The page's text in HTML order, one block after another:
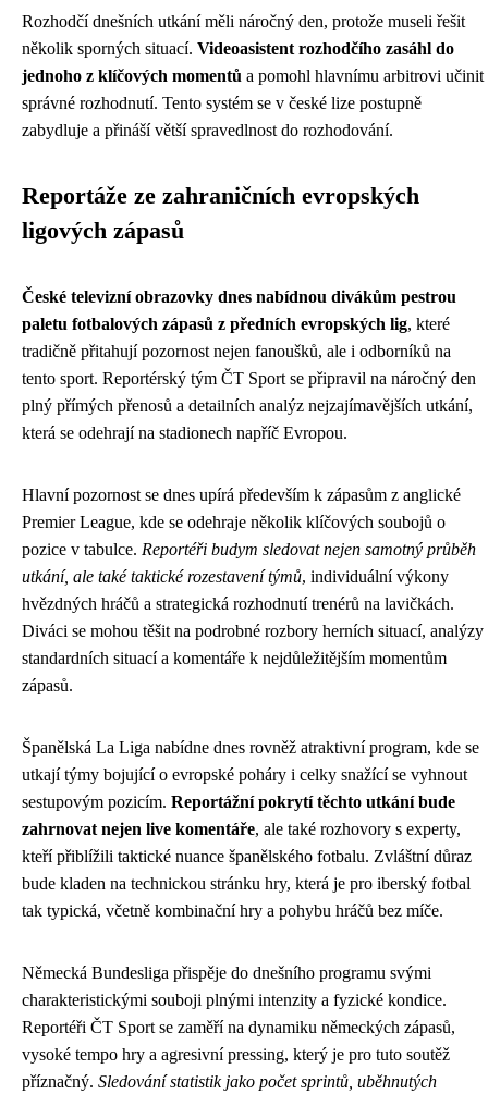
Rozhodčí dnešních utkání měli náročný den, protože museli řešit
několik sporných situací. Videoasistent rozhodčího zasáhl do
jednoho z klíčových momentů a pomohl hlavnímu arbitrovi učinit
správné rozhodnutí. Tento systém se v české lize postupně
zabydluje a přináší větší spravedlnost do rozhodování.
Reportáže ze zahraničních evropských
ligových zápasů
České televizní obrazovky dnes nabídnou divákům pestrou
paletu fotbalových zápasů z předních evropských lig, které
tradičně přitahují pozornost nejen fanoušků, ale i odborníků na
tento sport. Reportérský tým ČT Sport se připravil na náročný den
plný přímých přenosů a detailních analýz nejzajímavějších utkání,
která se odehrají na stadionech napříč Evropou.
Hlavní pozornost se dnes upírá především k zápasům z anglické
Premier League, kde se odehraje několik klíčových soubojů o
pozice v tabulce. Reportéři budут sledovat nejen samotný průběh
utkání, ale také taktické rozestavení týmů, individuální výkony
hvězdných hráčů a strategická rozhodnutí trenérů na lavičkách.
Diváci se mohou těšit na podrobné rozbory herních situací, analýzy
standardních situací a komentáře k nejdůležitějším momentům
zápasů.
Španělská La Liga nabídne dnes rovněž atraktivní program, kde se
utkají týmy bojující o evropské poháry i celky snažící se vyhnout
sestupovým pozicím. Reportážní pokrytí těchto utkání bude
zahrnovat nejen live komentáře, ale také rozhovory s experty,
kteří přiblížili taktické nuance španělského fotbalu. Zvláštní důraz
bude kladen na technickou stránku hry, která je pro iberský fotbal
tak typická, včetně kombinační hry a pohybu hráčů bez míče.
Německá Bundesliga přispěje do dnešního programu svými
charakteristickými souboji plnými intenzity a fyzické kondice.
Reportéři ČT Sport se zaměří na dynamiku německých zápasů,
vysoké tempo hry a agresivní pressing, který je pro tuto soutěž
příznačný. Sledování statistik jako počet sprintů, uběhnutých